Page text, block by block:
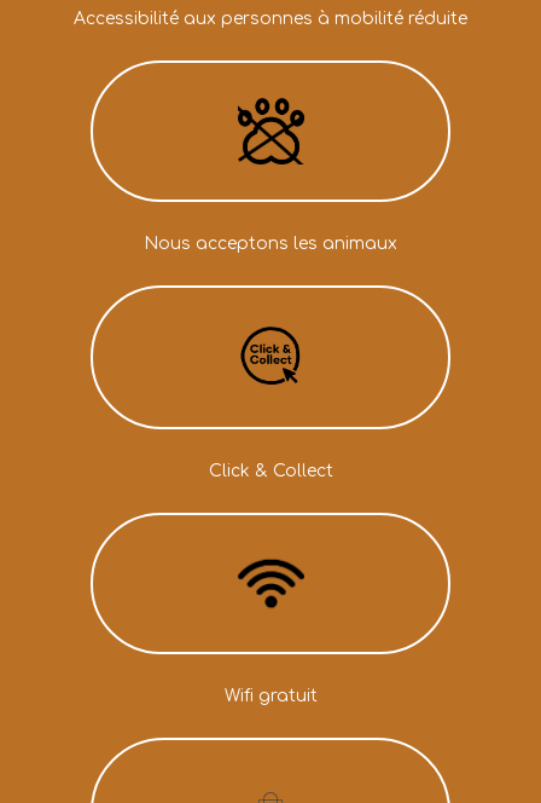
Accessibilité aux personnes à mobilité réduite
Nous acceptons les animaux
Click & Collect
Wifi gratuit